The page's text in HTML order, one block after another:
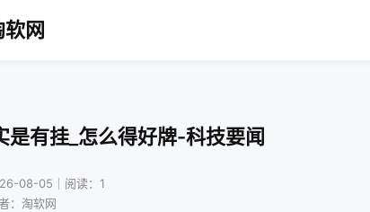
软网
有挂_怎么得好牌-科技要闻
08-05｜阅读：1
：淘软网